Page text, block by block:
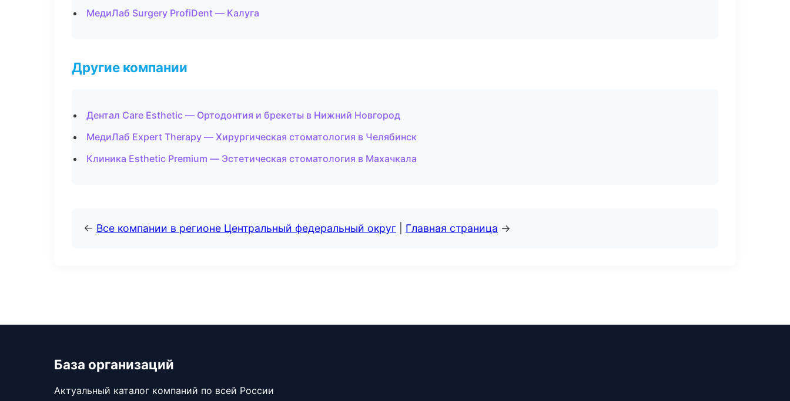
МедиЛаб Surgery ProfiDent — Калуга
Другие компании
Дентал Care Esthetic — Ортодонтия и брекеты в Нижний Новгород
МедиЛаб Expert Therapy — Хирургическая стоматология в Челябинск
Клиника Esthetic Premium — Эстетическая стоматология в Махачкала
← Все компании в регионе Центральный федеральный округ Главная страница →
База организаций
Актуальный каталог компаний по всей России